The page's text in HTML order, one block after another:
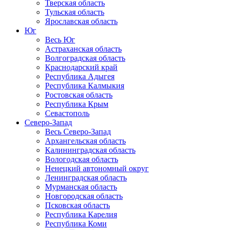
Тверская область
Тульская область
Ярославская область
Юг
Весь Юг
Астраханская область
Волгоградская область
Краснодарский край
Республика Адыгея
Республика Калмыкия
Ростовская область
Республика Крым
Севастополь
Северо-Запад
Весь Северо-Запад
Архангельская область
Калининградская область
Вологодская область
Ненецкий автономный округ
Ленинградская область
Мурманская область
Новгородская область
Псковская область
Республика Карелия
Республика Коми